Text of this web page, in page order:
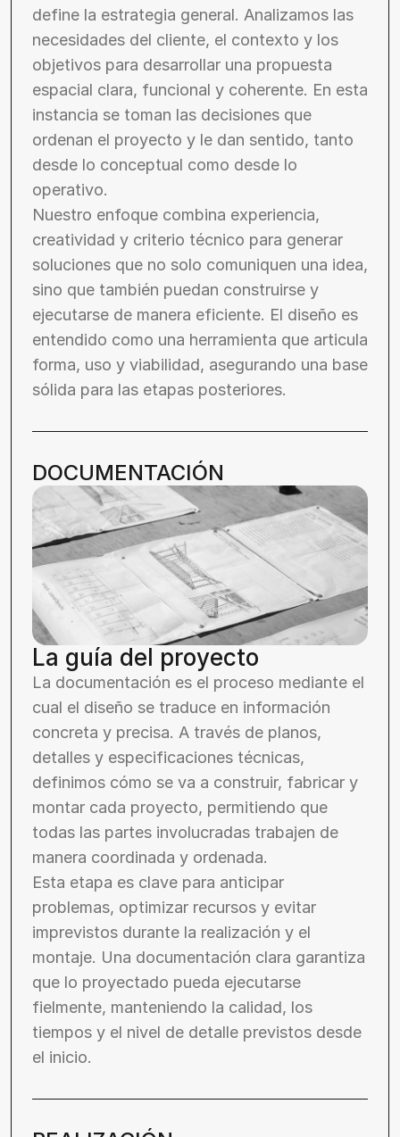
define la estrategia general. Analizamos las
necesidades del cliente, el contexto y los
objetivos para desarrollar una propuesta
espacial clara, funcional y coherente. En esta
instancia se toman las decisiones que
ordenan el proyecto y le dan sentido, tanto
desde lo conceptual como desde lo
operativo.
Nuestro enfoque combina experiencia,
creatividad y criterio técnico para generar
soluciones que no solo comuniquen una idea,
sino que también puedan construirse y
ejecutarse de manera eficiente. El diseño es
entendido como una herramienta que articula
forma, uso y viabilidad, asegurando una base
sólida para las etapas posteriores.
DOCUMENTACIÓN
La guía del proyecto
La documentación es el proceso mediante el
cual el diseño se traduce en información
concreta y precisa. A través de planos,
detalles y especificaciones técnicas,
definimos cómo se va a construir, fabricar y
montar cada proyecto, permitiendo que
todas las partes involucradas trabajen de
manera coordinada y ordenada.
Esta etapa es clave para anticipar
problemas, optimizar recursos y evitar
imprevistos durante la realización y el
montaje. Una documentación clara garantiza
que lo proyectado pueda ejecutarse
fielmente, manteniendo la calidad, los
tiempos y el nivel de detalle previstos desde
el inicio.